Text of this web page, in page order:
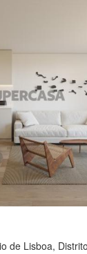
de Lisboa,